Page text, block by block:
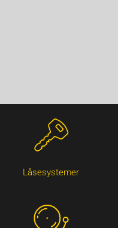
Låsesystemer